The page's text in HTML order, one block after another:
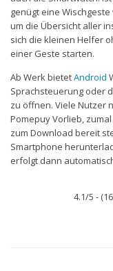
genügt eine
um die Übersicht aller
sich die kleinen Helfer
einer Geste starten.
Ab Werk bietetAndroid
Sprachsteuerung oder
zu öffnen. Viele Nutzer
Pomepuy Vorlieb,
zum Download bereit
Smartphone
erfolgt dann
4.1/5 -